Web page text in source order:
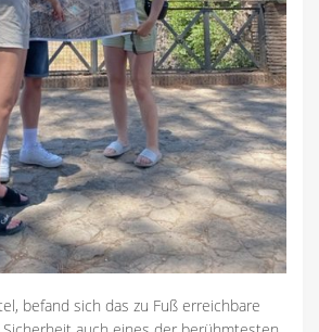
befand sich das zu Fuß erreichbare